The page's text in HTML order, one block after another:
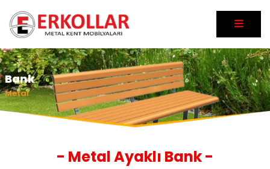
Bank
Metal
- Metal Ayaklı Bank -